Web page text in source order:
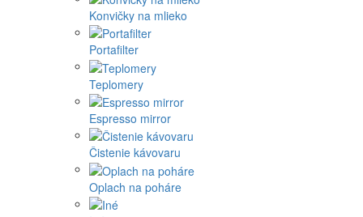
Konvičky na mlieko
Portafilter
Teplomery
Espresso mirror
Čistenie kávovaru
Oplach na poháre